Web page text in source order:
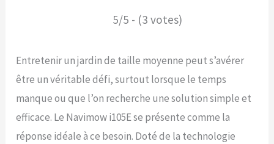
5/5 - (3 votes)
Entretenir un jardin de taille moyenne peut s’avérer
être un véritable défi, surtout lorsque le temps
manque ou que l’on recherche une solution simple et
efficace. Le Navimow i105E se présente comme la
réponse idéale à ce besoin. Doté de la technologie